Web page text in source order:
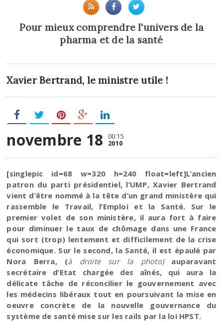
Pour mieux comprendre l'univers de la
pharma et de la santé
Xavier Bertrand, le ministre utile !
novembre 18 00:15
2010
[singlepic id=68 w=320 h=240 float=left]L’ancien
patron du parti présidentiel, l’UMP, Xavier Bertrand
vient d’être nommé à la tête d’un grand ministère qui
rassemble le Travail, l’Emploi et la Santé. Sur le
premier volet de son ministère, il aura fort à faire
pour diminuer le taux de chômage dans une France
qui sort (trop) lentement et difficilement de la crise
économique. Sur le second, la Santé, il est épaulé par
Nora Berra, (à droite sur la photo)auparavant
secrétaire d’Etat chargée des aînés, qui aura la
délicate tâche de réconcilier le gouvernement avec
les médecins libéraux tout en poursuivant la mise en
oeuvre concrète de la nouvelle gouvernance du
système de santé mise sur les rails par la loi HPST.